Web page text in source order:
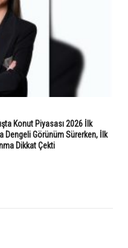
Konut Piyasası 2026 İlk
Dengeli Görünüm Sürerken, İlk
Dikkat Çekti